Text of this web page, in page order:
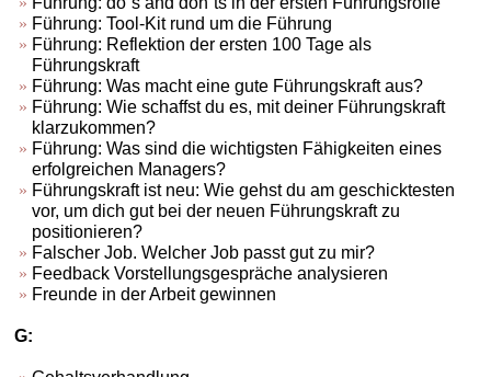
Führung: Tool-Kit rund um die Führung
Führung: Reflektion der ersten 100 Tage als
Führungskraft
Führung: Was macht eine gute Führungskraft aus?
Führung: Wie schaffst du es, mit deiner Führungskraft
klarzukommen?
Führung: Was sind die wichtigsten Fähigkeiten eines
erfolgreichen Managers?
Führungskraft ist neu: Wie gehst du am geschicktesten
vor, um dich gut bei der neuen Führungskraft zu
positionieren?
Falscher Job. Welcher Job passt gut zu mir?
Feedback Vorstellungsgespräche analysieren
Freunde in der Arbeit gewinnen
G: